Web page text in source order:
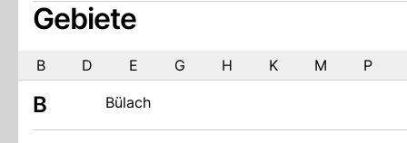
Gebiete
B D E G H K M P
B Bülach